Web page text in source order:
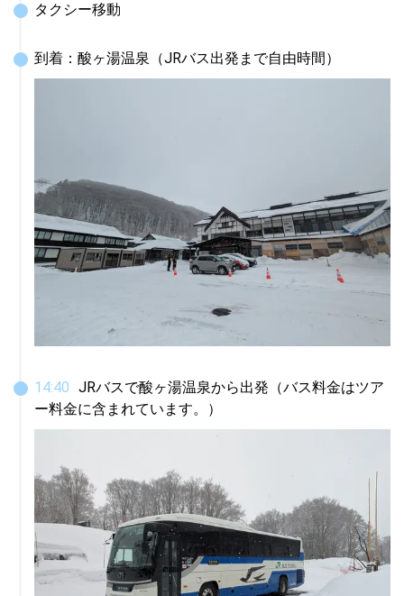
タクシー移動
到着：酸ヶ湯温泉（JRバス出発まで自由時間）
14:40 JRバスで酸ヶ湯温泉から出発（バス料金はツア
ー料金に含まれています。）